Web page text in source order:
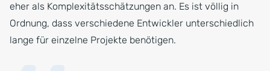
eher als Komplexitätsschätzungen an. Es ist völlig in
Ordnung, dass verschiedene Entwickler unterschiedlich
lange für einzelne Projekte benötigen.